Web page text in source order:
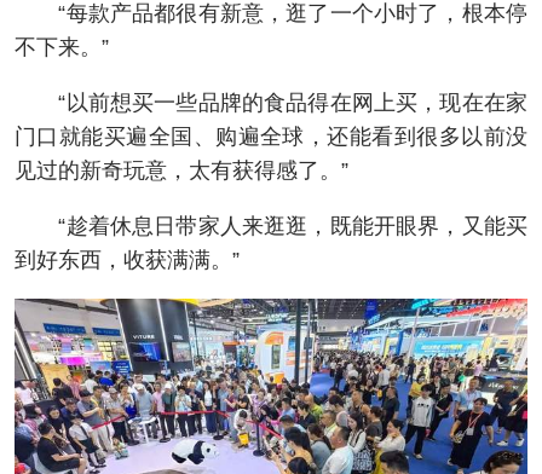
“每款产品都很有新意，逛了一个小时了，根本停
不下来。”
“以前想买一些品牌的食品得在网上买，现在在家
门口就能买遍全国、购遍全球，还能看到很多以前没
见过的新奇玩意，太有获得感了。”
“趁着休息日带家人来逛逛，既能开眼界，又能买
到好东西，收获满满。”